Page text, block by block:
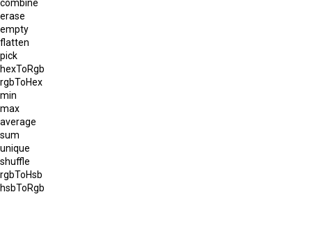
combine
erase
empty
flatten
pick
hexToRgb
rgbToHex
min
max
average
sum
unique
shuffle
rgbToHsb
hsbToRgb